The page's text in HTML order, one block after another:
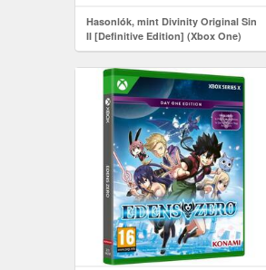
Hasonlók, mint Divinity Original Sin
II [Definitive Edition] (Xbox One)